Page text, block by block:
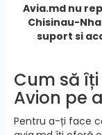
Avia.md nu
Chisinau-
suport si
Cum să îți
Avion pe
Pentru a-ți face